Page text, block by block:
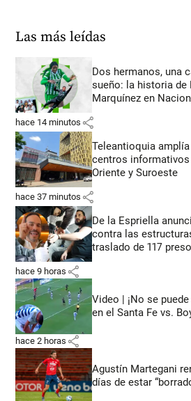
Las más leídas
Dos hermanos, una
sueño: la historia de
Marquínez en
hace 14 minutos share
Teleantioquia
centros informativos
Oriente y Suroeste
hace 37 minutos share
De la Espriella
contra las
traslado de 117
hace 9 horas share
Video | ¡No se
en el Santa Fe vs.
hace 2 horas share
Agustín Martegani
días de estar